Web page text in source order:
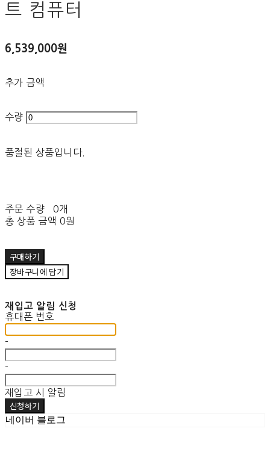
트 컴퓨터
6,539,000원
추가 금액
수량
품절된 상품입니다.
주문 수량
0개
총 상품 금액 0원
구매하기
장바구니에 담기
재입고 알림 신청
휴대폰 번호
-
-
재입고 시 알림
신청하기
네이버 블로그